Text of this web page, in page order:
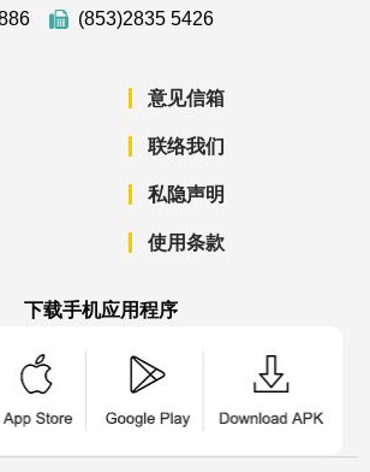
(853)2835 5426
意见信箱
联络我们
私隐声明
使用条款
下载手机应用程序